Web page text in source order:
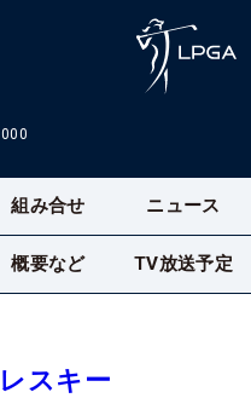
組み合せ ニュース
概要など TV放送予定
スキー